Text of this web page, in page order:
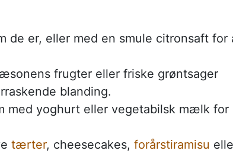
de er, eller med en smule citronsaft for
frugter eller friske grøntsager
blanding.
med yoghurt eller vegetabilsk mælk for
tærter, cheesecakes, forårstiramisu